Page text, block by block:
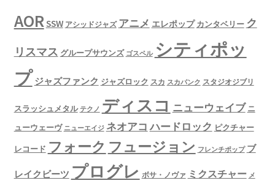
AORSSW アシッドジャズ アニメ エレポップ カンタベリー ク
リスマス グループサウンズ ゴスペル シティポッ
プ ジャズファンク ジャズロック スカ スカパンク スタジオジブリ
スラッシュメタル テクノ ディスコ ニューウェイブ ニ
ューウェーヴ ニューエイジ ネオアコ ハードロック ピクチャー
レコード フォーク フュージョン フレンチポップ ブ
レイクビーツ プログレ ボサ・ノヴァ ミクスチャー メ